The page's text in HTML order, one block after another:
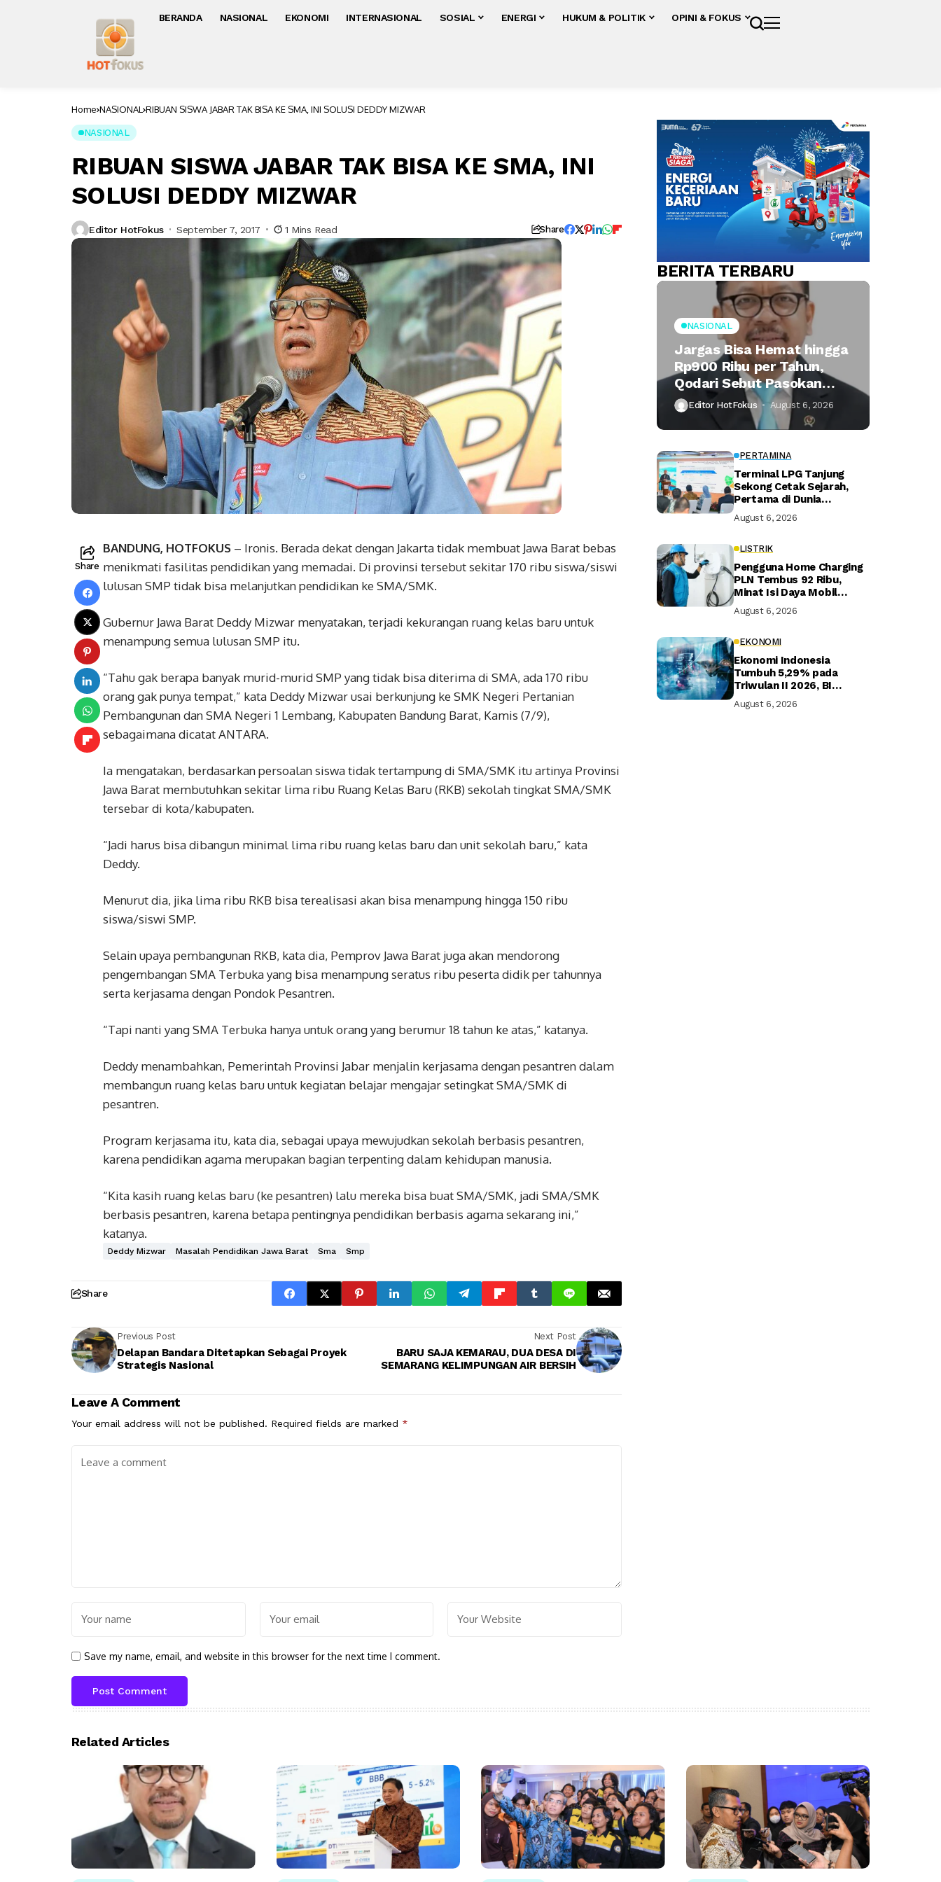
BERANDA NASIONAL EKONOMI INTERNASIONAL SOSIAL ENERGI HUKUM & POLITIK OPINI & FOKUS
Home NASIONAL RIBUAN SISWA JABAR TAK BISA KE SMA, INI SOLUSI DEDDY MIZWAR
NASIONAL
RIBUAN SISWA JABAR TAK BISA KE SMA, INI
SOLUSI DEDDY MIZWAR
Editor HotFokus September 7, 2017 1 Mins Read Share
Share
BANDUNG, HOTFOKUS – Ironis. Berada dekat dengan Jakarta tidak membuat Jawa Barat bebas
menikmati fasilitas pendidikan yang memadai. Di provinsi tersebut sekitar 170 ribu siswa/siswi
lulusan SMP tidak bisa melanjutkan pendidikan ke SMA/SMK.
Gubernur Jawa Barat Deddy Mizwar menyatakan, terjadi kekurangan ruang kelas baru untuk
menampung semua lulusan SMP itu.
“Tahu gak berapa banyak murid-murid SMP yang tidak bisa diterima di SMA, ada 170 ribu
orang gak punya tempat,” kata Deddy Mizwar usai berkunjung ke SMK Negeri Pertanian
Pembangunan dan SMA Negeri 1 Lembang, Kabupaten Bandung Barat, Kamis (7/9),
sebagaimana dicatat ANTARA.
Ia mengatakan, berdasarkan persoalan siswa tidak tertampung di SMA/SMK itu artinya Provinsi
Jawa Barat membutuhkan sekitar lima ribu Ruang Kelas Baru (RKB) sekolah tingkat SMA/SMK
tersebar di kota/kabupaten.
“Jadi harus bisa dibangun minimal lima ribu ruang kelas baru dan unit sekolah baru,” kata
Deddy.
Menurut dia, jika lima ribu RKB bisa terealisasi akan bisa menampung hingga 150 ribu
siswa/siswi SMP.
Selain upaya pembangunan RKB, kata dia, Pemprov Jawa Barat juga akan mendorong
pengembangan SMA Terbuka yang bisa menampung seratus ribu peserta didik per tahunnya
serta kerjasama dengan Pondok Pesantren.
“Tapi nanti yang SMA Terbuka hanya untuk orang yang berumur 18 tahun ke atas,” katanya.
Deddy menambahkan, Pemerintah Provinsi Jabar menjalin kerjasama dengan pesantren dalam
membangun ruang kelas baru untuk kegiatan belajar mengajar setingkat SMA/SMK di
pesantren.
Program kerjasama itu, kata dia, sebagai upaya mewujudkan sekolah berbasis pesantren,
karena pendidikan agama merupakan bagian terpenting dalam kehidupan manusia.
“Kita kasih ruang kelas baru (ke pesantren) lalu mereka bisa buat SMA/SMK, jadi SMA/SMK
berbasis pesantren, karena betapa pentingnya pendidikan berbasis agama sekarang ini,”
katanya.
Deddy Mizwar Masalah Pendidikan Jawa Barat Sma Smp
Share
Previous Post
Delapan Bandara Ditetapkan Sebagai Proyek
Strategis Nasional
Next Post
BARU SAJA KEMARAU, DUA DESA DI
SEMARANG KELIMPUNGAN AIR BERSIH
Leave A Comment
Your email address will not be published. Required fields are marked *
Save my name, email, and website in this browser for the next time I comment.
BERITA TERBARU
NASIONAL
Jargas Bisa Hemat hingga
Rp900 Ribu per Tahun,
Qodari Sebut Pasokan
Lebih Praktis
Editor HotFokus August 6, 2026
PERTAMINA
Terminal LPG Tanjung
Sekong Cetak Sejarah,
Pertama di Dunia
Terminal
August 6, 2026
LISTRIK
Pengguna Home Charging
PLN Tembus 92 Ribu,
Minat Isi Daya Mobil
Naik
August 6, 2026
EKONOMI
Ekonomi Indonesia
Tumbuh 5,29% pada
Triwulan II 2026, BI
Tahunan Tercapai
August 6, 2026
Related Articles